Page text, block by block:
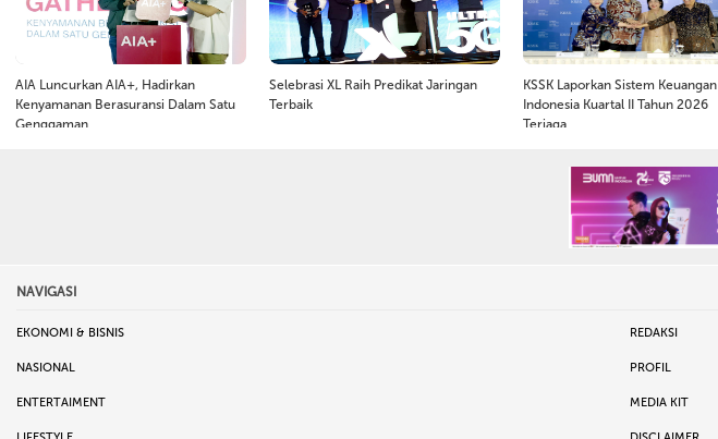
AIA Luncurkan AIA+, Hadirkan
Kenyamanan Berasuransi Dalam Satu
Genggaman
Selebrasi XL Raih Predikat Jaringan
Terbaik
KSSK Laporkan Sistem Keuangan
Indonesia Kuartal II Tahun 2026
Terjaga
NAVIGASI
EKONOMI & BISNIS REDAKSI
NASIONAL PROFIL
ENTERTAIMENT MEDIA KIT